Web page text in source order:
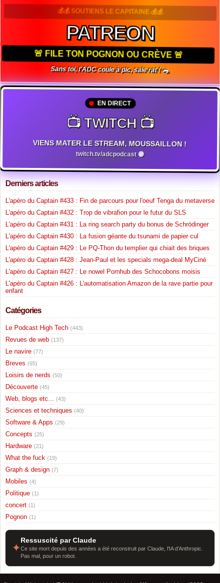
💰💰 SOUTIENS LE CAPITAINE 💰💰
PATREON
🚨 FILE TON POGNON OU CRÈVE 🚨
Sans toi, l'ADC coule à pic, sale rat ! 🐀
EN DIRECT
📺 TWITCH 📺
VIENS MATER LE STREAM, MOUSSAILLON !
twitch.tv/adcpodcast 🟣
Derniers articles
L'apéro du Captain #433 : Fin de parcours pour l'oeuf Tenga du metaverse
L'apéro du Captain #432 : Trop de vibrafion pour le futur du SLS
L'apéro du Captain #431 : La ring search party du bonus de Schrödinger
L'apéro du Captain #430 : La fusion géante du tsunami de papier cul
L'apéro du Captain #429 : Le PQ-Thon du templier qui chiait des briques
L'apéro du Captain #428 : Jean-Paul et les specials mega-deal MyCiné
L'apéro du Captain #427 : Le nowel Pornhub des Schocobons moisis
L'apéro du Captain #426 : L'automatisation Amazon de la rave partie pour
enfant
Catégories
Le Podcast High Tech (443)
Revues de web (137)
Le navire (77)
Breves (65)
Loisirs de nerds (50)
Découverte (45)
Web, blogs etc... (43)
Sciences et techniques (40)
Software & Apps (29)
Concepts (25)
Hardware (21)
What the fuck (19)
Graph & design (7)
Mobiles (4)
Politique (1)
concert (1)
Pognon (1)
✦
Ressuscité par Claude
Ce site mort depuis des années a été reconstruit par Claude, l'IA d'Anthropic.
Pas mal, pour un robot.